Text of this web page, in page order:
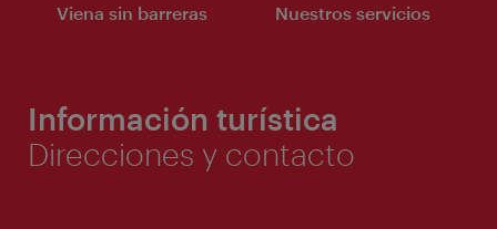
Viena sin barreras Nuestros servicios
Información turística
Direcciones y contacto